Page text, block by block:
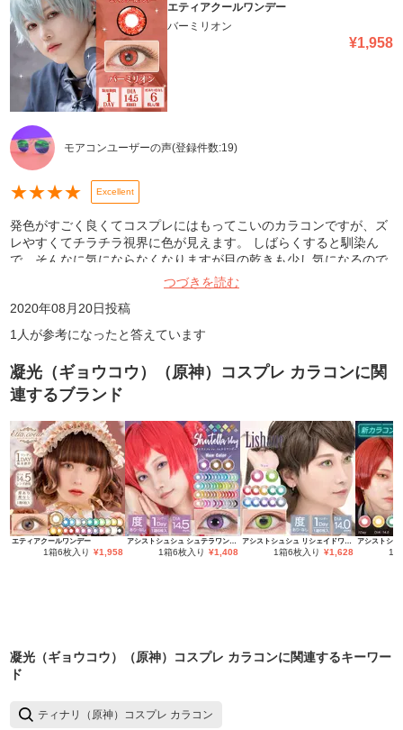
エティアクールワンデー
バーミリオン
¥1,958
モアコンユーザーの声(登録件数:19)
★★★★ Excellent
発色がすごく良くてコスプレにはもってこいのカラコンですが、ズ
レやすくてチラチラ視界に色が見えます。 しばらくすると馴染ん
で、そんなに気にならなくなりますが目の乾きも少し気になるので
つづきを読む
2020年08月20日投稿
1 人が参考になったと答えています
凝光（ギョウコウ）（原神）コスプレ カラコンに関
連するブランド
エティアクールワンデー
1箱6枚入り ¥1,958
アシストシュシュ シュテラワンデー
1箱6枚入り ¥1,408
アシストシュシュ リシェイドワンデー
1箱6枚入り ¥1,628 1
凝光（ギョウコウ）（原神）コスプレ カラコンに関連するキーワー
ド
ティナリ（原神）コスプレ カラコン